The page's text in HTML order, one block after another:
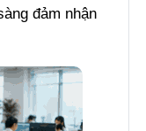
đảm nhận